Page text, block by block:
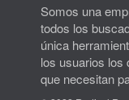
Somos una
todos los
única
los usuarios los
que necesitan